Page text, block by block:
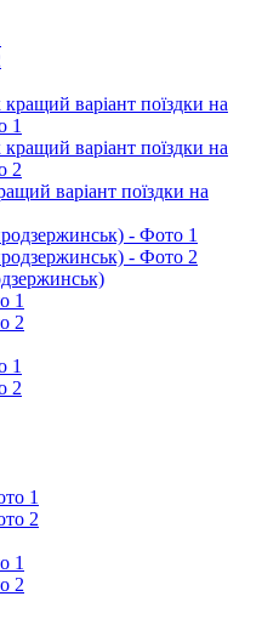
варіант поїздки на